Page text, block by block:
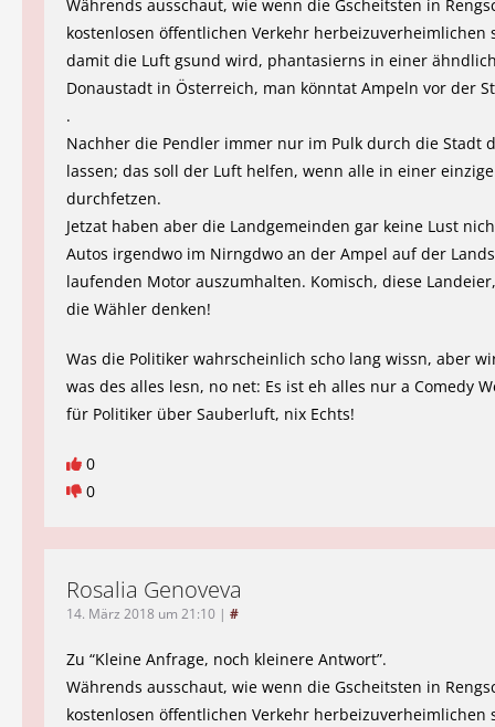
Währends ausschaut, wie wenn die Gscheitsten in
kostenlosen öffentlichen Verkehr herbeizuverheimlichen
damit die Luft gsund wird, phantasierns in einer
Donaustadt in Österreich, man könntat Ampeln vor der
.
Nachher die Pendler immer nur im Pulk durch die Stadt
lassen; das soll der Luft helfen, wenn alle in einer
durchfetzen.
Jetzat haben aber die Landgemeinden gar keine Lust
Autos irgendwo im Nirngdwo an der Ampel auf der
laufenden Motor auszumhalten. Komisch, diese
die Wähler denken!
Was die Politiker wahrscheinlich scho lang wissn, aber
was des alles lesn, no net: Es ist eh alles nur a Comedy
für Politiker über Sauberluft, nix Echts!
0
0
Rosalia Genoveva
14. März 2018 um 21:10 | #
Zu “Kleine Anfrage, noch kleinere Antwort”.
Währends ausschaut, wie wenn die Gscheitsten in
kostenlosen öffentlichen Verkehr herbeizuverheimlichen